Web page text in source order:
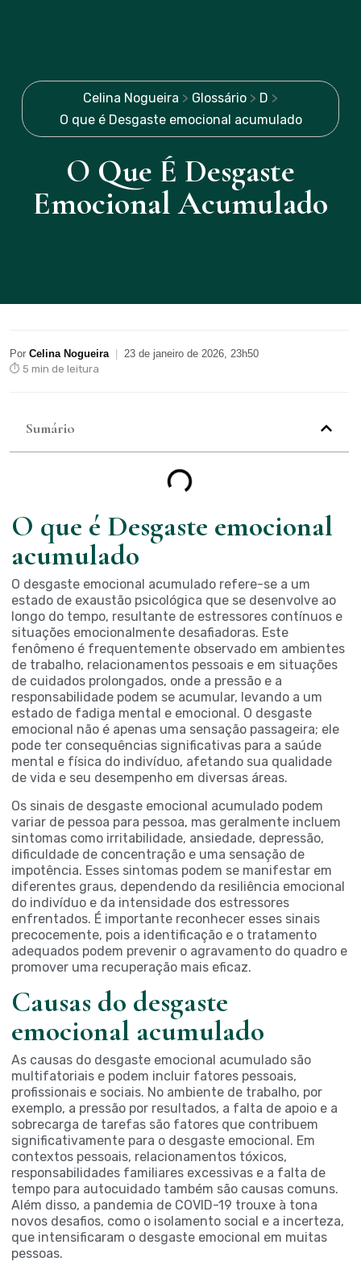
Celina Nogueira > Glossário > D >
O que é Desgaste emocional acumulado
O Que É Desgaste
Emocional Acumulado
Por Celina Nogueira
23 de janeiro de 2026, 23h50
⏱ 5 min de leitura
Sumário
O que é Desgaste emocional
acumulado
O desgaste emocional acumulado refere-se a um
estado de exaustão psicológica que se desenvolve ao
longo do tempo, resultante de estressores contínuos e
situações emocionalmente desafiadoras. Este
fenômeno é frequentemente observado em ambientes
de trabalho, relacionamentos pessoais e em situações
de cuidados prolongados, onde a pressão e a
responsabilidade podem se acumular, levando a um
estado de fadiga mental e emocional. O desgaste
emocional não é apenas uma sensação passageira; ele
pode ter consequências significativas para a saúde
mental e física do indivíduo, afetando sua qualidade
de vida e seu desempenho em diversas áreas.
Os sinais de desgaste emocional acumulado podem
variar de pessoa para pessoa, mas geralmente incluem
sintomas como irritabilidade, ansiedade, depressão,
dificuldade de concentração e uma sensação de
impotência. Esses sintomas podem se manifestar em
diferentes graus, dependendo da resiliência emocional
do indivíduo e da intensidade dos estressores
enfrentados. É importante reconhecer esses sinais
precocemente, pois a identificação e o tratamento
adequados podem prevenir o agravamento do quadro e
promover uma recuperação mais eficaz.
Causas do desgaste
emocional acumulado
As causas do desgaste emocional acumulado são
multifatoriais e podem incluir fatores pessoais,
profissionais e sociais. No ambiente de trabalho, por
exemplo, a pressão por resultados, a falta de apoio e a
sobrecarga de tarefas são fatores que contribuem
significativamente para o desgaste emocional. Em
contextos pessoais, relacionamentos tóxicos,
responsabilidades familiares excessivas e a falta de
tempo para autocuidado também são causas comuns.
Além disso, a pandemia de COVID-19 trouxe à tona
novos desafios, como o isolamento social e a incerteza,
que intensificaram o desgaste emocional em muitas
pessoas.